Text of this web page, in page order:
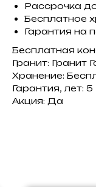
Рассрочка
Бесплатное
Гарантия на
Бесплатная
Гранит: Гранит
Хранение:
Гарантия, лет: 5
Акция: Да